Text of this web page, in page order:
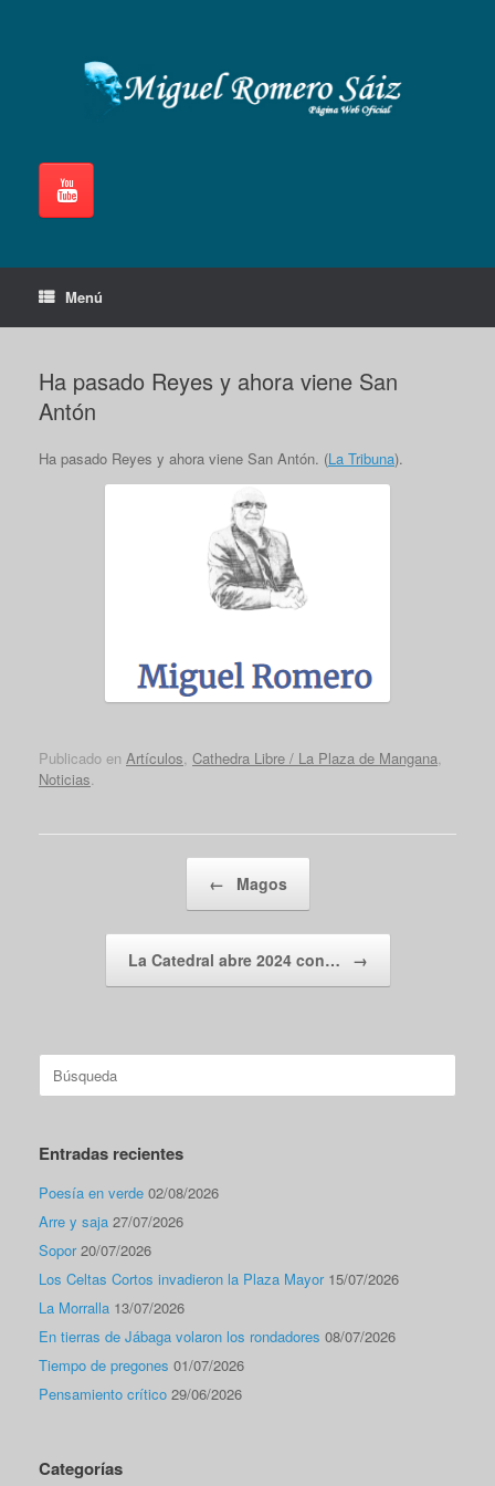
Menú
Ha pasado Reyes y ahora viene San
Antón
Ha pasado Reyes y ahora viene San Antón. (La Tribuna).
Publicado en Artículos Cathedra Libre / La Plaza de Mangana
Noticias
← Magos
La Catedral abre 2024 con… →
Buscar:
Entradas recientes
Poesía en verde 02/08/2026
Arre y saja 27/07/2026
Sopor 20/07/2026
Los Celtas Cortos invadieron la Plaza Mayor 15/07/2026
La Morralla 13/07/2026
En tierras de Jábaga volaron los rondadores 08/07/2026
Tiempo de pregones 01/07/2026
Pensamiento crítico 29/06/2026
Categorías